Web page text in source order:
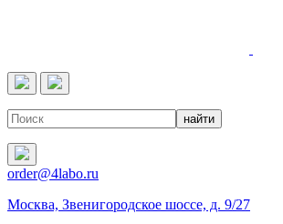
order@4labo.ru
Москва, Звенигородское шоссе, д. 9/27